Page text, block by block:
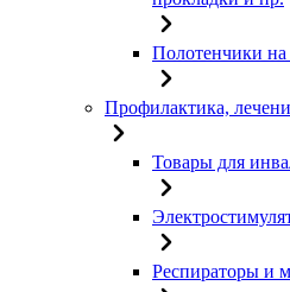
Полотенчики на
Профилактика,
Товары для
Респираторы и